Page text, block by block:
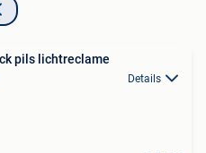
Palm bock pils lichtreclame
Details